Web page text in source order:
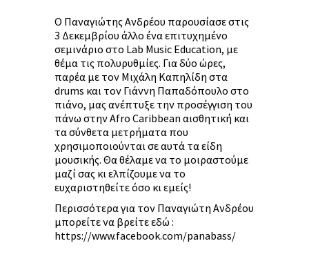
Ο Παναγιώτης Ανδρέου παρουσίασε στις
3 Δεκεμβρίου άλλο ένα επιτυχημένο
σεμινάριο στο Lab Music Education, με
θέμα τις πολυρυθμίες. Για δύο ώρες,
παρέα με τον Μιχάλη Καπηλίδη στα
drums και τον Γιάννη Παπαδόπουλο στο
πιάνο, μας ανέπτυξε την προσέγγιση του
πάνω στην Afro Caribbean αισθητική και
τα σύνθετα μετρήματα που
χρησιμοποιούνται σε αυτά τα είδη
μουσικής. Θα θέλαμε να το μοιραστούμε
μαζί σας κι ελπίζουμε να το
ευχαριστηθείτε όσο κι εμείς!
Περισσότερα για τον Παναγιώτη Ανδρέου
μπορείτε να βρείτε εδώ :
https://www.facebook.com/panabass/